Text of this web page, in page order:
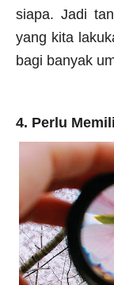
siapa. Jadi
yang kita
bagi banyak
4. Perlu